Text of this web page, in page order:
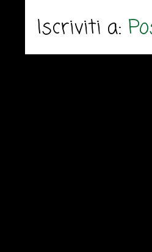
Iscriviti a: